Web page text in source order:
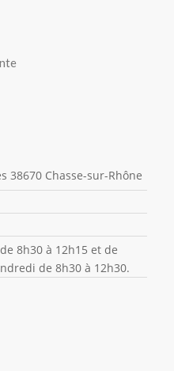
38670 Chasse-sur-Rhône
8h30 à 12h15 et de
de 8h30 à 12h30.